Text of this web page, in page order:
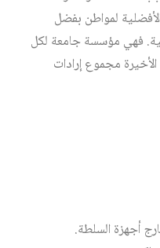
الأفضلية لمواطن بفضل
فهي مؤسسة جامعة لكل
مجموع إرادات
أجهزة السلطة.